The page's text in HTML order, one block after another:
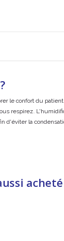
le confort du
respirez.
d'éviter la
acheté